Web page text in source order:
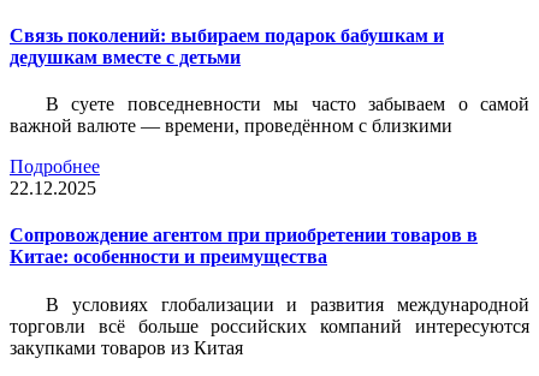
Связь поколений: выбираем подарок бабушкам и
дедушкам вместе с детьми
В суете повседневности мы часто забываем о самой
важной валюте — времени, проведённом с близкими
Подробнее
22.12.2025
Сопровождение агентом при приобретении товаров в
Китае: особенности и преимущества
В условиях глобализации и развития международной
торговли всё больше российских компаний интересуются
закупками товаров из Китая